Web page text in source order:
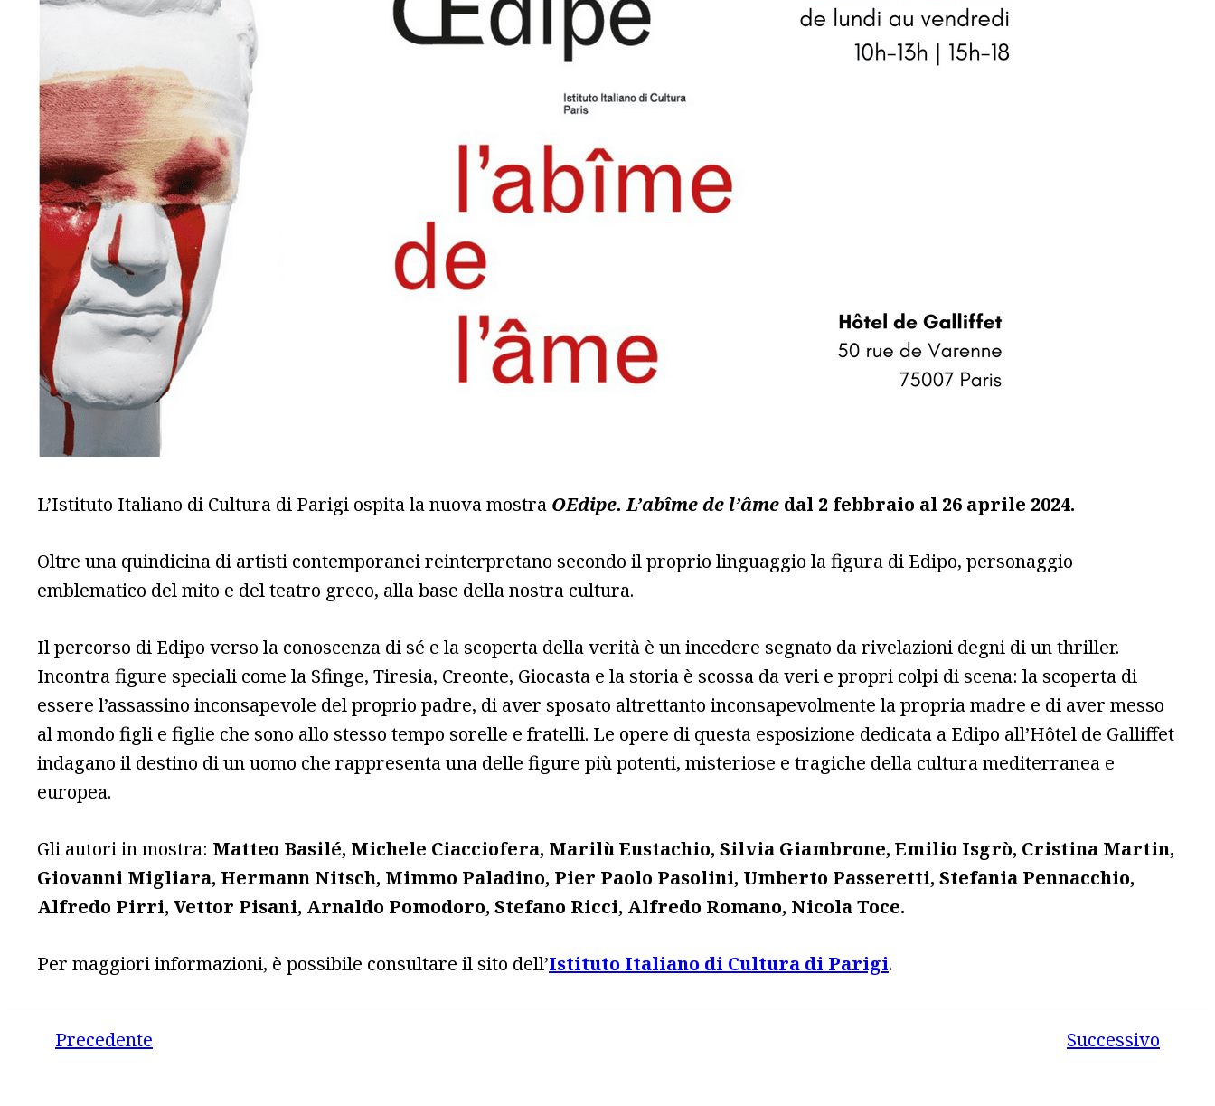
L’Istituto Italiano di Cultura di Parigi ospita la nuova mostra OEdipe. L’abîme de l’âme dal 2 febbraio al 26 aprile 2024.
Oltre una quindicina di artisti contemporanei reinterpretano secondo il proprio linguaggio la figura di Edipo, personaggio
emblematico del mito e del teatro greco, alla base della nostra cultura.
Il percorso di Edipo verso la conoscenza di sé e la scoperta della verità è un incedere segnato da rivelazioni degni di un thriller.
Incontra figure speciali come la Sfinge, Tiresia, Creonte, Giocasta e la storia è scossa da veri e propri colpi di scena: la scoperta di
essere l’assassino inconsapevole del proprio padre, di aver sposato altrettanto inconsapevolmente la propria madre e di aver messo
al mondo figli e figlie che sono allo stesso tempo sorelle e fratelli. Le opere di questa esposizione dedicata a Edipo all’Hôtel de Galliffet
indagano il destino di un uomo che rappresenta una delle figure più potenti, misteriose e tragiche della cultura mediterranea e
europea.
Gli autori in mostra: Matteo Basilé, Michele Ciacciofera, Marilù Eustachio, Silvia Giambrone, Emilio Isgrò, Cristina Martin,
Giovanni Migliara, Hermann Nitsch, Mimmo Paladino, Pier Paolo Pasolini, Umberto Passeretti, Stefania Pennacchio,
Alfredo Pirri, Vettor Pisani, Arnaldo Pomodoro, Stefano Ricci, Alfredo Romano, Nicola Toce.
Per maggiori informazioni, è possibile consultare il sito dell’Istituto Italiano di Cultura di Parigi.
Precedente Successivo